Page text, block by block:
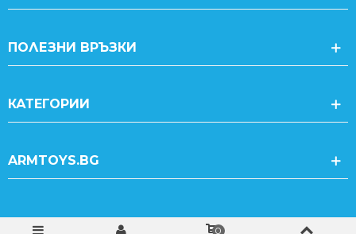
ПОЛЕЗНИ ВРЪЗКИ
КАТЕГОРИИ
ARMTOYS.BG
0